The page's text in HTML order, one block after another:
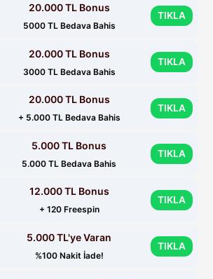
20.000 TL Bonus
5000 TL Bedava Bahis
TIKLA
20.000 TL Bonus
3000 TL Bedava Bahis
TIKLA
20.000 TL Bonus
+ 5.000 TL Bedava Bahis
TIKLA
5.000 TL Bonus
5.000 TL Bedava Bahis
TIKLA
12.000 TL Bonus
+ 120 Freespin
TIKLA
5.000 TL'ye Varan
%100 Nakit İade!
TIKLA